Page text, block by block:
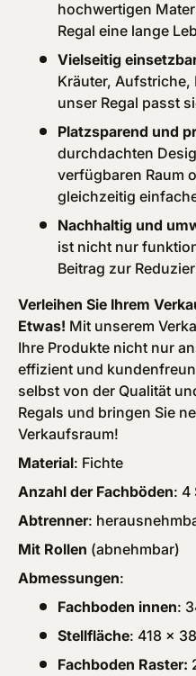
hochwertigen
Regal eine lange
Vielseitig
Kräuter, Aufstriche,
unser Regal passt
Platzsparend und
durchdachten
verfügbaren Raum
gleichzeitig
Nachhaltig und
ist nicht nur
Beitrag zur
Verleihen Sie Ihrem
Etwas! Mit unserem
Ihre Produkte nicht nur
effizient und
selbst von der Qualität
Regals und bringen Sie
Verkaufsraum!
Material: Fichte
Anzahl der Fachböden: 4
Abtrenner:
Mit Rollen (abnehmbar)
Abmessungen:
Fachboden innen:
Stellfläche: 418 x
Fachboden Raster: